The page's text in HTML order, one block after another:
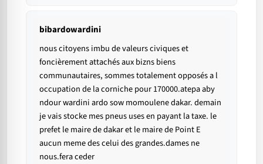
bibardowardini
nous citoyens imbu de valeurs civiques et
foncièrement attachés aux bizns biens
communautaires, sommes totalement opposés a l
occupation de la corniche pour 170000.atepa aby
ndour wardini ardo sow momoulene dakar. demain
je vais stocke mes pneus uses en payant la taxe. le
prefet le maire de dakar et le maire de Point E
aucun meme des celui des grandes.dames ne
nous.fera ceder